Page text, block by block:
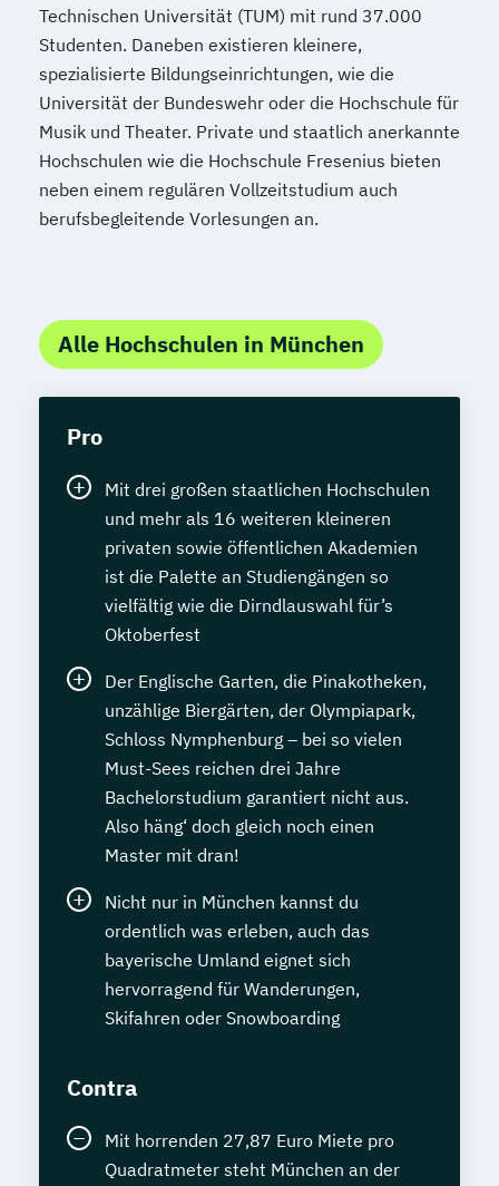
Technischen Universität (TUM) mit rund 37.000
Studenten. Daneben existieren kleinere,
spezialisierte Bildungseinrichtungen, wie die
Universität der Bundeswehr oder die Hochschule für
Musik und Theater. Private und staatlich anerkannte
Hochschulen wie die Hochschule Fresenius bieten
neben einem regulären Vollzeitstudium auch
berufsbegleitende Vorlesungen an.
Alle Hochschulen in München
Pro
Mit drei großen staatlichen Hochschulen
und mehr als 16 weiteren kleineren
privaten sowie öffentlichen Akademien
ist die Palette an Studiengängen so
vielfältig wie die Dirndlauswahl für’s
Oktoberfest
Der Englische Garten, die Pinakotheken,
unzählige Biergärten, der Olympiapark,
Schloss Nymphenburg – bei so vielen
Must-Sees reichen drei Jahre
Bachelorstudium garantiert nicht aus.
Also häng‘ doch gleich noch einen
Master mit dran!
Nicht nur in München kannst du
ordentlich was erleben, auch das
bayerische Umland eignet sich
hervorragend für Wanderungen,
Skifahren oder Snowboarding
Contra
Mit horrenden 27,87 Euro Miete pro
Quadratmeter steht München an der